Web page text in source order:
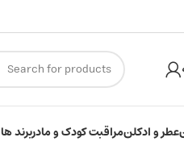
عطر و ادکلنمراقبت کودک و مادربرند ها